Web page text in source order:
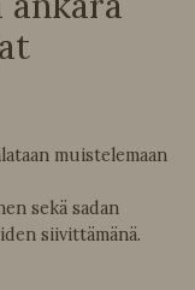
muistelemaan
sekä sadan
siivittämänä.